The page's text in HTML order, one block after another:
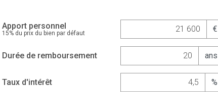
Apport personnel
15% du prix du bien par défaut €
Durée de remboursement ans
Taux d'intérêt %